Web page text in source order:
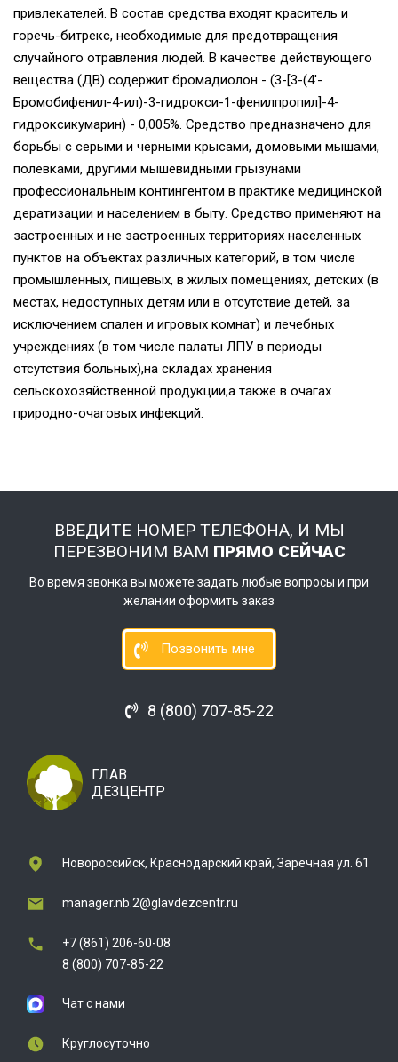
привлекателей. В состав средства входят краситель и
горечь-битрекс, необходимые для предотвращения
случайного отравления людей. В качестве действующего
вещества (ДВ) содержит бромадиолон - (3-[3-(4'-
Бромобифенил-4-ил)-3-гидрокси-1-фенилпропил]-4-
гидроксикумарин) - 0,005%. Средство предназначено для
борьбы с серыми и черными крысами, домовыми мышами,
полевками, другими мышевидными грызунами
профессиональным контингентом в практике медицинской
дератизации и населением в быту. Средство применяют на
застроенных и не застроенных территориях населенных
пунктов на объектах различных категорий, в том числе
промышленных, пищевых, в жилых помещениях, детских (в
местах, недоступных детям или в отсутствие детей, за
исключением спален и игровых комнат) и лечебных
учреждениях (в том числе палаты ЛПУ в периоды
отсутствия больных),на складах хранения
сельскохозяйственной продукции,а также в очагах
природно-очаговых инфекций.
ВВЕДИТЕ НОМЕР ТЕЛЕФОНА, И МЫ
ПЕРЕЗВОНИМ ВАМ ПРЯМО СЕЙЧАС
Во время звонка вы можете задать любые вопросы и при
желании оформить заказ
Позвонить мне
8 (800) 707-85-22
ГЛАВ
ДЕЗЦЕНТР
Новороссийск, Краснодарский край, Заречная ул. 61
manager.nb.2@glavdezcentr.ru
+7 (861) 206-60-08
8 (800) 707-85-22
Чат с нами
Круглосуточно